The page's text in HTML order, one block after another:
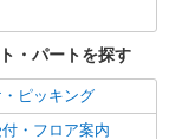
・パートを探す
ピッキング
・フロア案内